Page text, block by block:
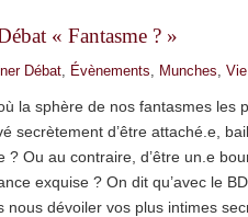
« Fantasme ? »
Débat, Évènements, Munches,
la sphère de nos fantasmes les
secrètement d’être attaché.e,
? Ou au contraire, d’être un.e
exquise ? On dit qu’avec le
nous dévoiler vos plus intimes